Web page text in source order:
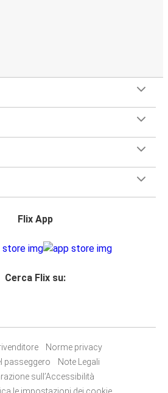
Flix App
Cerca Flix su:
Norme privacy
passeggero
Note Legali
sull’Accessibilità
le impostazioni dei cookie